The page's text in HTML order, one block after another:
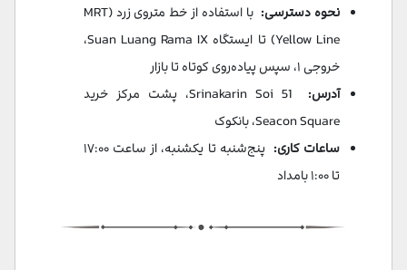
نحوه دسترسی:
با استفاده از خط متروی زرد (MRT
Yellow Line) تا ایستگاه Suan Luang Rama IX،
خروجی ۱، سپس پیاده‌روی کوتاه تا بازار
آدرس:
Srinakarin Soi 51، پشت مرکز خرید
Seacon Square، بانکوک
ساعات کاری:
پنج‌شنبه تا یکشنبه، از ساعت ۱۷:۰۰
تا ۱:۰۰ بامداد